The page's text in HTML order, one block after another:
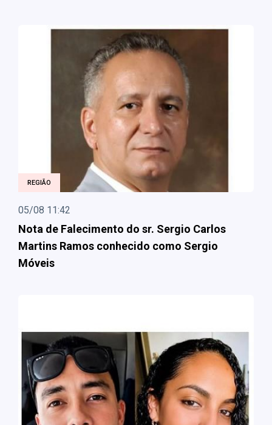
REGIÃO
05/08 11:42
Nota de Falecimento do sr. Sergio Carlos
Martins Ramos conhecido como Sergio
Móveis